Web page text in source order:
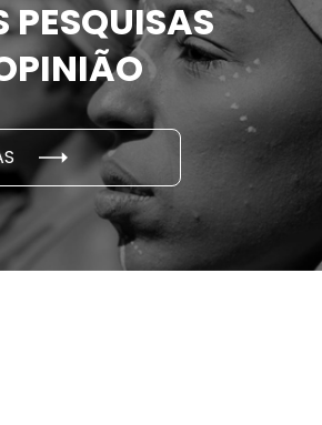
PESQUISAS
sofreram
seus
cidade